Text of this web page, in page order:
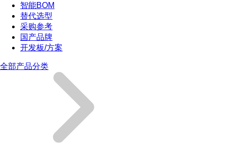
智能BOM
替代选型
采购参考
国产品牌
开发板/方案
全部产品分类